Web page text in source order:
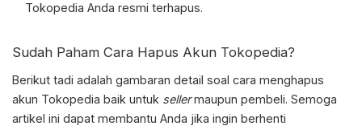
Tokopedia Anda resmi terhapus.
Sudah Paham Cara Hapus Akun Tokopedia?
Berikut tadi adalah gambaran detail soal cara menghapus
akun Tokopedia baik untuk sellermaupun pembeli. Semoga
artikel ini dapat membantu Anda jika ingin berhenti